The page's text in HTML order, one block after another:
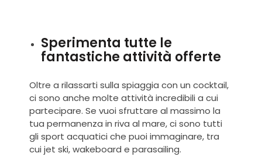
Sperimenta tutte le
fantastiche attività offerte
Oltre a rilassarti sulla spiaggia con un cocktail,
ci sono anche molte attività incredibili a cui
partecipare. Se vuoi sfruttare al massimo la
tua permanenza in riva al mare, ci sono tutti
gli sport acquatici che puoi immaginare, tra
cui jet ski, wakeboard e parasailing.